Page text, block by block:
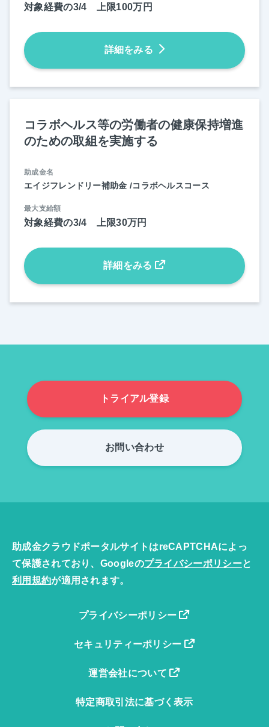
対象経費の3/4 上限100万円
詳細をみる
コラボヘルス等の労働者の健康保持増進
のための取組を実施する
助成金名
エイジフレンドリー補助金 /コラボヘルスコース
最大支給額
対象経費の3/4 上限30万円
詳細をみる
トライアル登録
お問い合わせ
助成金クラウドポータルサイトはreCAPTCHAによっ
て保護されており、Googleのプライバシーポリシーと
利用規約が適用されます。
プライバシーポリシー
セキュリティーポリシー
運営会社について
特定商取引法に基づく表示